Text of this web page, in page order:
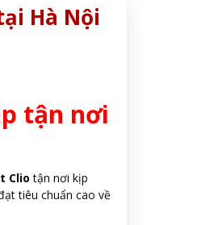
Hà Nội
tận nơi
Cliotận nơi kịp
tiêu chuẩn cao về